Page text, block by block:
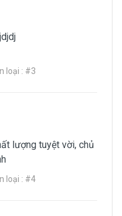
loại : #3
lượng tuyệt vời, chủ
loại : #4